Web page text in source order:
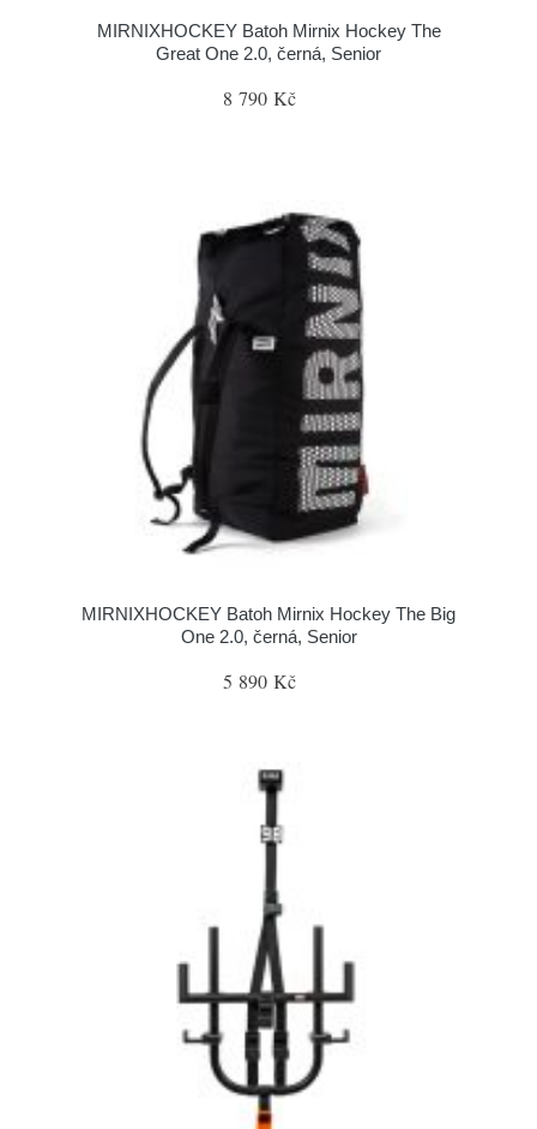
MIRNIXHOCKEY Batoh Mirnix Hockey The
Great One 2.0, černá, Senior
8 790 Kč
MIRNIXHOCKEY Batoh Mirnix Hockey The Big
One 2.0, černá, Senior
5 890 Kč